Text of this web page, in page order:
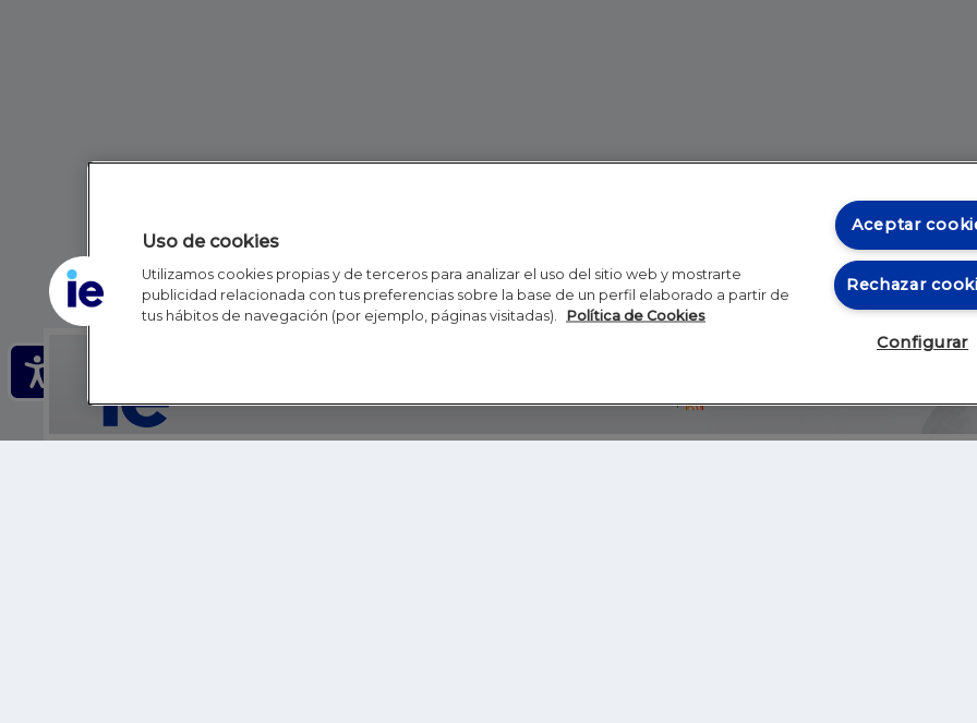
Inicio RSS
Uso de cookies
Utilizamos cookies propias y de terceros para analizar el uso del sitio web y mostrarte
publicidad relacionada con tus preferencias sobre la base de un perfil elaborado a partir de
tus hábitos de navegación (por ejemplo, páginas visitadas).
Política de Cookies
Aceptar
Rechazar
Configurar